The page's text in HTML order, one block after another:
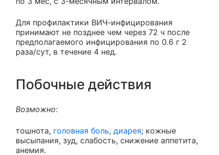
Для профилактики ВИЧ-инфицирования
принимают не позднее чем через 72 ч после
предполагаемого инфицирования по 0.6 г 2
раза/сут, в течение 4 нед.
Побочные действия
Возможно:
тошнота, головная боль, диарея; кожные
высыпания, зуд, слабость, снижение аппетита,
анемия.